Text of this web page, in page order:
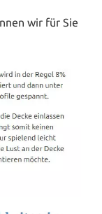
wir für Sie